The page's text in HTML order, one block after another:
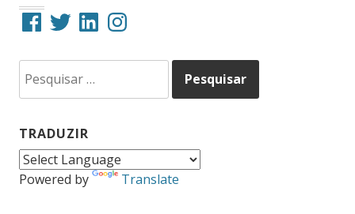
FacebookTwitterLinkedInInstagram
por:
TRADUZIR
Powered by Translate